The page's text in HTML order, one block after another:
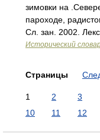
зимовки на
пароходе,
Сл. зан. 2002.
Исторический
Страницы
1 2 3
10
11 12